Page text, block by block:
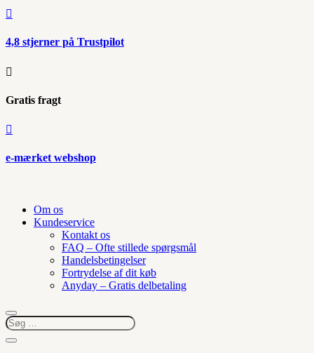

4,8 stjerner på Trustpilot

Gratis fragt

e-mærket webshop
Om os
Kundeservice
Kontakt os
FAQ – Ofte stillede spørgsmål
Handelsbetingelser
Fortrydelse af dit køb
Anyday – Gratis delbetaling